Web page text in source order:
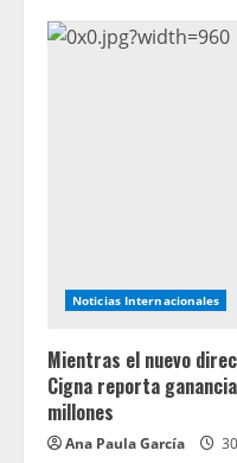
Noticias Internacionales
Mientras el nuevo
Cigna reporta
millones
Ana Paula García